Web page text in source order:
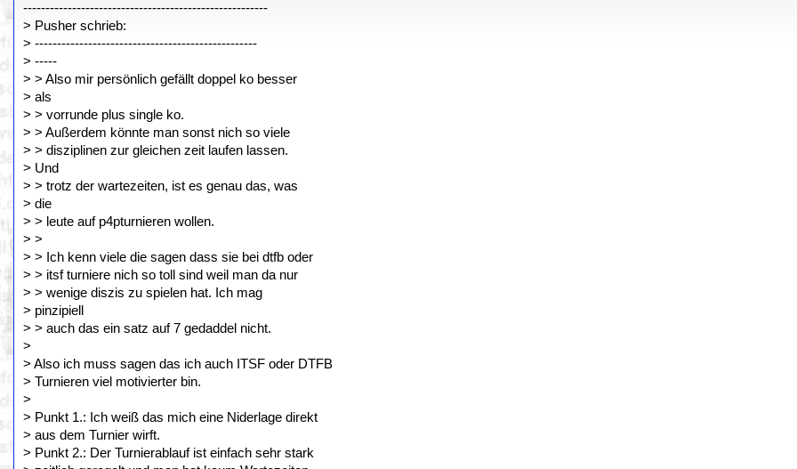
-------------------------------------------------------
> Pusher schrieb:
> --------------------------------------------------
> -----
> > Also mir persönlich gefällt doppel ko besser
> als
> > vorrunde plus single ko.
> > Außerdem könnte man sonst nich so viele
> > disziplinen zur gleichen zeit laufen lassen.
> Und
> > trotz der wartezeiten, ist es genau das, was
> die
> > leute auf p4pturnieren wollen.
> >
> > Ich kenn viele die sagen dass sie bei dtfb oder
> > itsf turniere nich so toll sind weil man da nur
> > wenige diszis zu spielen hat. Ich mag
> pinzipiell
> > auch das ein satz auf 7 gedaddel nicht.
>
> Also ich muss sagen das ich auch ITSF oder DTFB
> Turnieren viel motivierter bin.
>
> Punkt 1.: Ich weiß das mich eine Niderlage direkt
> aus dem Turnier wirft.
> Punkt 2.: Der Turnierablauf ist einfach sehr stark